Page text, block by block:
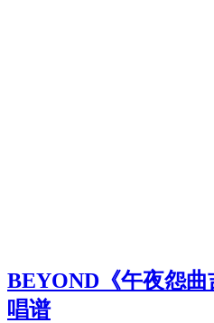
BEYOND《午夜怨
唱谱